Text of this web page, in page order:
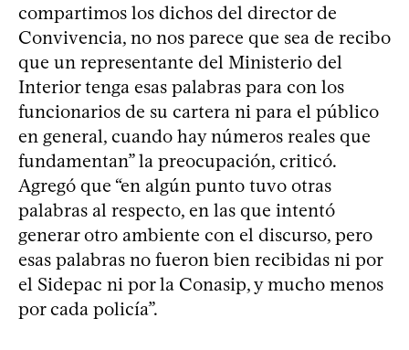
compartimos los dichos del director de
Convivencia, no nos parece que sea de recibo
que un representante del Ministerio del
Interior tenga esas palabras para con los
funcionarios de su cartera ni para el público
en general, cuando hay números reales que
fundamentan” la preocupación, criticó.
Agregó que “en algún punto tuvo otras
palabras al respecto, en las que intentó
generar otro ambiente con el discurso, pero
esas palabras no fueron bien recibidas ni por
el Sidepac ni por la Conasip, y mucho menos
por cada policía”.